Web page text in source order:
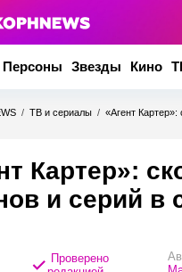
Персоны Звезды Кино
/ ТВ и сериалы / «Агент Картер»:
Картер»:
и серий в
Проверено